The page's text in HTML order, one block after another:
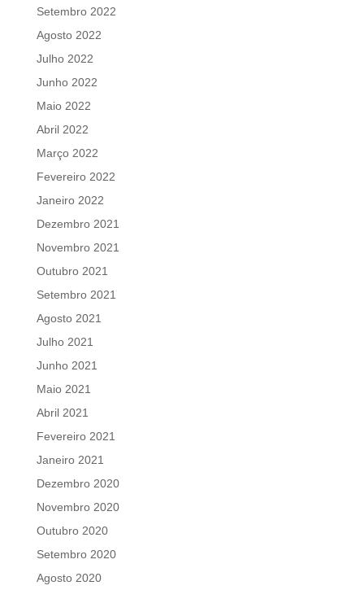
Setembro 2022
Agosto 2022
Julho 2022
Junho 2022
Maio 2022
Abril 2022
Março 2022
Fevereiro 2022
Janeiro 2022
Dezembro 2021
Novembro 2021
Outubro 2021
Setembro 2021
Agosto 2021
Julho 2021
Junho 2021
Maio 2021
Abril 2021
Fevereiro 2021
Janeiro 2021
Dezembro 2020
Novembro 2020
Outubro 2020
Setembro 2020
Agosto 2020